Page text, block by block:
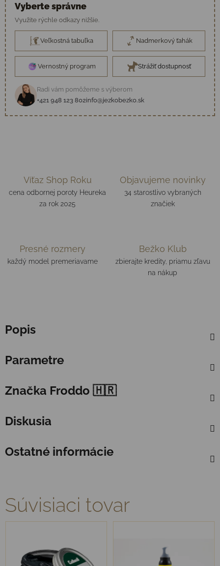
Vyberte správne
Využite rýchle odkazy nižšie.
Veľkostná tabuľka Nadmerkový ťahák
Vernostný program Strážiť dostupnosť
Radi vám pomôžeme s výberom
+421 948 123 802info@jezkobezko.sk
Víťaz Shop Roku
cena odbornej poroty Heureka
za rok 2025
Objavujeme novinky
34 starostlivo vybraných
značiek
Presné rozmery
každý model premeriavame
Bežko Klub
zbierajte kredity, priamu zľavu
na nákup
Popis
Parametre
Značka Froddo 🇭🇷
Diskusia
Ostatné informácie
Súvisiaci tovar